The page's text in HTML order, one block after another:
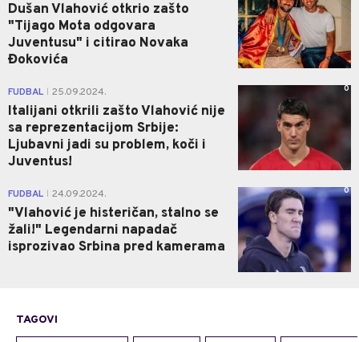
Dušan Vlahović otkrio zašto
"Tijago Mota odgovara
Juventusu" i citirao Novaka
Đokovića
FUDBAL 25.09.2024.
Italijani otkrili zašto Vlahović nije
sa reprezentacijom Srbije:
Ljubavni jadi su problem, koči i
Juventus!
0
FUDBAL 24.09.2024.
"Vlahović je histeričan, stalno se
žali!" Legendarni napadač
isprozivao Srbina pred kamerama
0
TAGOVI